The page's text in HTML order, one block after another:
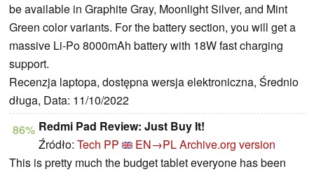
be available in Graphite Gray, Moonlight Silver, and Mint
Green color variants. For the battery section, you will get a
massive Li-Po 8000mAh battery with 18W fast charging
support.
Recenzja laptopa, dostępna wersja elektroniczna, Średnio
długa, Data: 11/10/2022
86% Redmi Pad Review: Just Buy It!
Źródło: Tech PP EN→PLArchive.org version
This is pretty much the budget tablet everyone has been